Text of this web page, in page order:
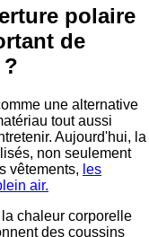
polaire
de
une alternative
tout aussi
Aujourd'hui, la
non seulement
vêtements, les
air.
chaleur corporelle
des coussins